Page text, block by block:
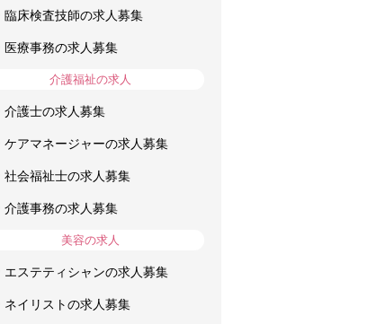
臨床検査技師の求人募集
医療事務の求人募集
介護福祉の求人
介護士の求人募集
ケアマネージャーの求人募集
社会福祉士の求人募集
介護事務の求人募集
美容の求人
エステティシャンの求人募集
ネイリストの求人募集